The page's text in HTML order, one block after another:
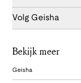
Volg Geisha
Bekijk meer
Geisha